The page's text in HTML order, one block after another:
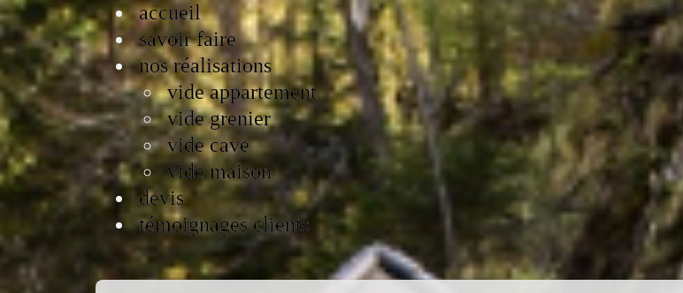
accueil
savoir faire
nos réalisations
vide appartement
vide grenier
vide cave
vide maison
devis
témoignages clients